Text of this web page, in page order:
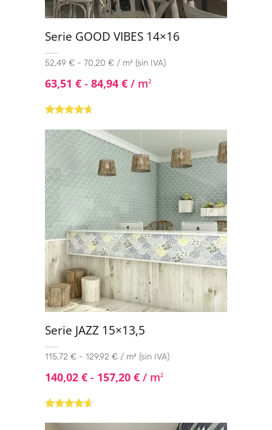
Serie GOOD VIBES 14×16
52,49 € - 70,20 € / m² (sin IVA)
63,51 € - 84,94 € / m2
con4.50de
5
Serie JAZZ 15×13,5
115,72 € - 129,92 € / m² (sin IVA)
140,02 € - 157,20 € / m2
con